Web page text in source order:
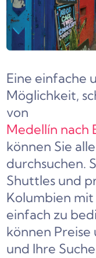
Eine einfache
Möglichkeit,
von
Medellín nach
können Sie
durchsuchen.
Shuttles und
Kolumbien
einfach zu
können
und Ihre